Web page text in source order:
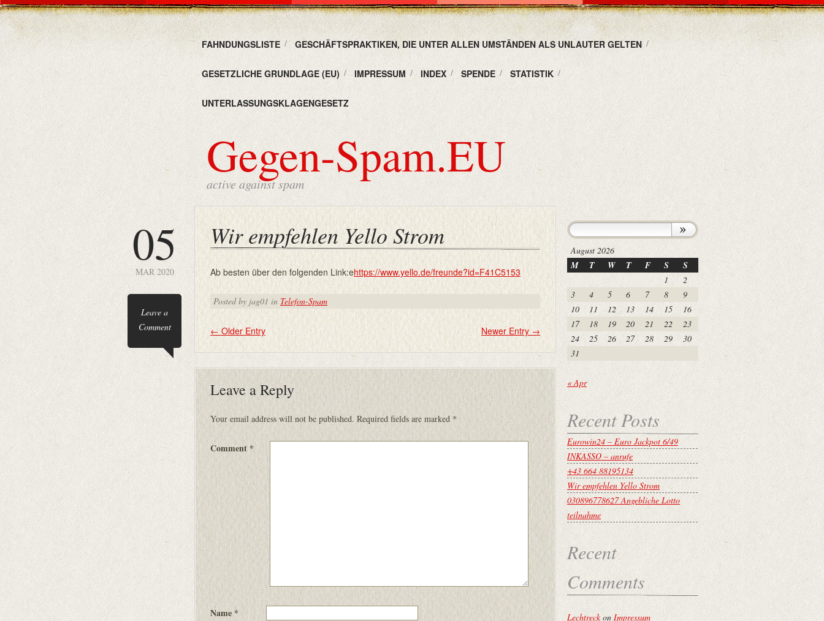
FAHNDUNGSLISTE GESCHÄFTSPRAKTIKEN, DIE UNTER ALLEN UMSTÄNDEN ALS UNLAUTER GELTEN
GESETZLICHE GRUNDLAGE (EU) IMPRESSUM INDEX SPENDE STATISTIK
UNTERLASSUNGSKLAGENGESETZ
Gegen-Spam.EU
active against spam
05
MAR 2020
Leave a
Comment
Wir empfehlen Yello Strom
Ab besten über den folgenden Link:ehttps://www.yello.de/freunde?id=F41C5153
Posted by jag01 in Telefon-Spam
← Older Entry Newer Entry →
Leave a Reply
Your email address will not be published. Required fields are marked *
Comment *
Name*
August 2026
M T W T F S S
1
2
3
4 5 6 7 8
9
10
11 12 13 14 15
16
17
18 19 20 21 22
23
24
25 26 27 28 29
30
31
« Apr
Recent Posts
Eurowin24 – Euro Jackpot 6/49
INKASSO – anrufe
+43 664 88195134
Wir empfehlen Yello Strom
030896778627 Angebliche Lotto
teilnahme
Recent
Comments
Lechtreckon Impressum